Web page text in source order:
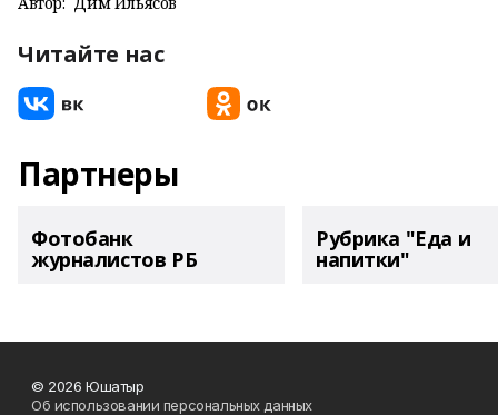
Читайте нас
Партнеры
Фотобанк
журналистов РБ
Рубрика "Еда и
напитки"
© 2026 Юшатыр
Об использовании персональных данных